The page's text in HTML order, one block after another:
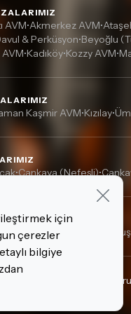
AVM•Akmerkez AVM•
& Perküsyon•Beyoğlu
•Kadıköy•Kozzy AVM•
Kaşmir AVM•Kızılay•
•Çankaya (Nefesli)•
Turgut Özal• Adana, Kurtuluş
Kişisel Verilerin
için
çerezler
bilgiye